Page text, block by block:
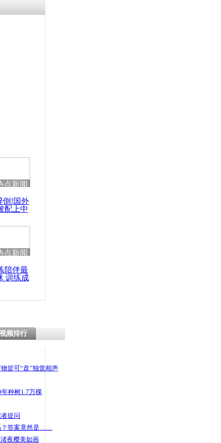
点新闻
倒!国外
配上中
点新闻
陪伴最
训练成
频排行
皆可“盘”独觉相声
种树1.7万棵
提问
？答案竟然是……
夜樱美如画